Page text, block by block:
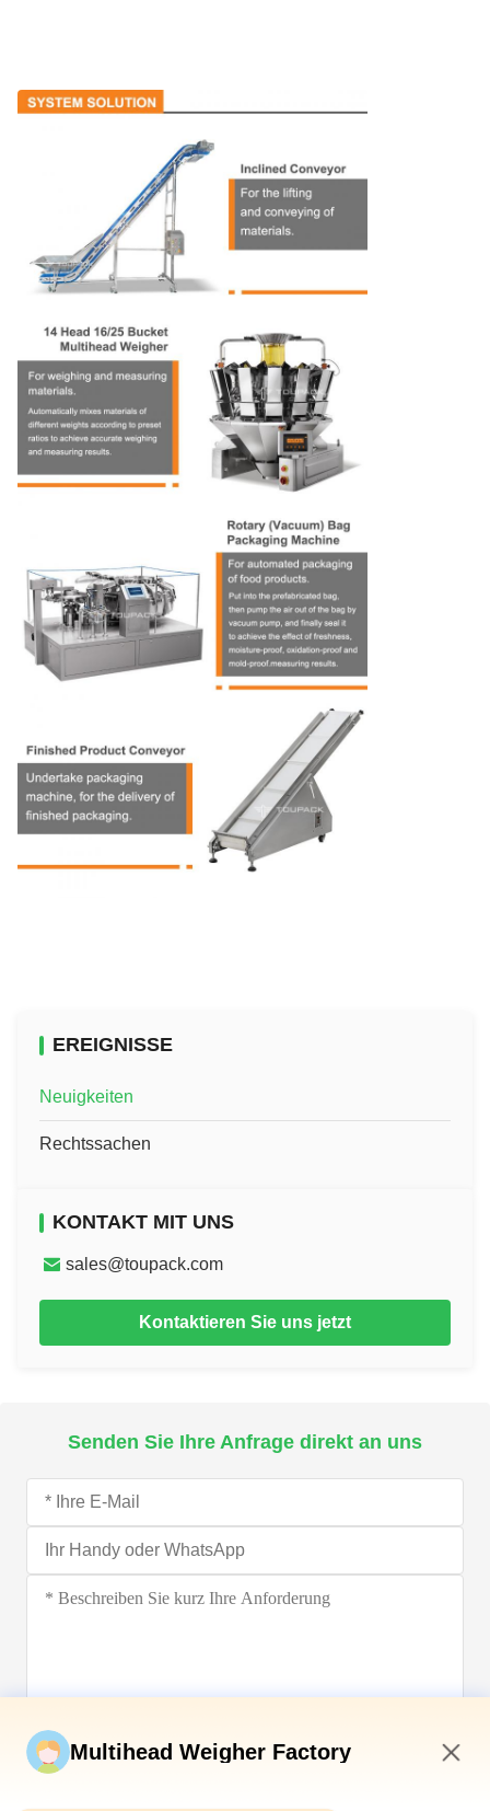
EREIGNISSE
Neuigkeiten
Rechtssachen
KONTAKT MIT UNS
sales@toupack.com
Kontaktieren Sie uns jetzt
Senden Sie Ihre Anfrage direkt an uns
Multihead Weigher Factory